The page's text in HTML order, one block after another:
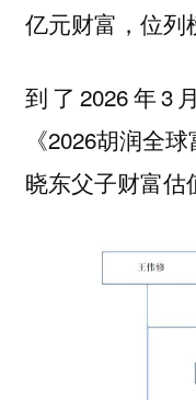
亿元财富，位列
到了2026年3
《2026胡润全
晓东父子财富估